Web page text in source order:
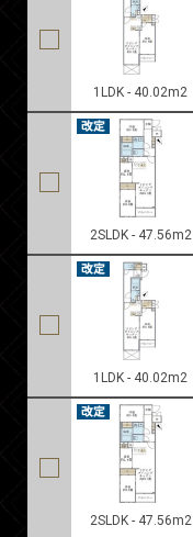
1LDK - 40.02m2
2SLDK - 47.56m2
1LDK - 40.02m2
2SLDK - 47.56m2